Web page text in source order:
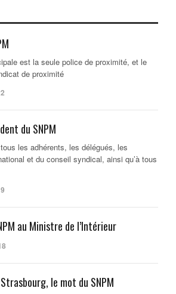
est la seule police de proximité, et le
de proximité
du SNPM
les adhérents, les délégués, les
et du conseil syndical, ainsi qu’à tous
au Ministre de l’Intérieur
le mot du SNPM